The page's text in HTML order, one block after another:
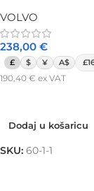
VOLVO
238,00 €
£ $ ¥ A$
190,40 € ex VAT
Dodaj u košaricu
SKU: 60-1-1